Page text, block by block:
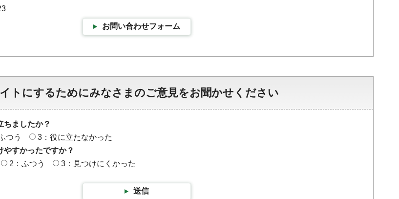
お問い合わせフォーム
トにするためにみなさまのご意見をお聞かせください
ちましたか？
つう
3：役に立たなかった
やすかったですか？
2：ふつう 3：見つけにくかった
送信